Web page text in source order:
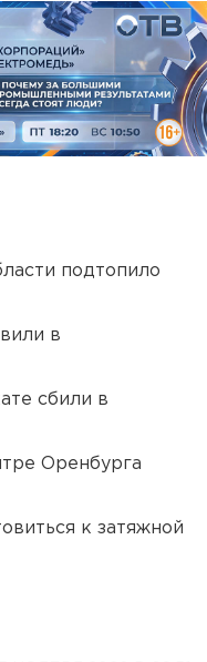
подтопило
в
сбили в
Оренбурга
к затяжной